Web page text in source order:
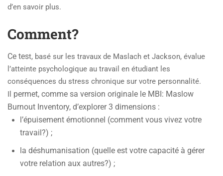
d’en savoir plus.
Comment?
Ce test, basé sur les travaux de Maslach et Jackson, évalue
l’atteinte psychologique au travail en étudiant les
conséquences du stress chronique sur votre personnalité.
permet, comme sa version originale le MBI: Maslow
Burnout Inventory, d’explorer 3 dimensions :
l’épuisement émotionnel (comment vous vivez votre
travail?) ;
la déshumanisation (quelle est votre capacité à gérer
votre relation aux autres?) ;